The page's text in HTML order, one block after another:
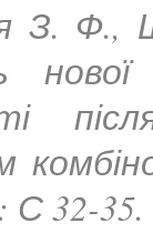
З.
32-35.